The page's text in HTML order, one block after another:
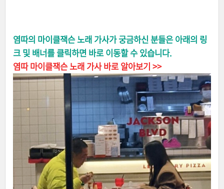
염따의 마이클잭슨 노래 가사가 궁금하신 분들은 아래의 링
크 및 배너를 클릭하면 바로 이동할 수 있습니다.
염따 마이클잭슨 노래 가사 바로 알아보기 >>